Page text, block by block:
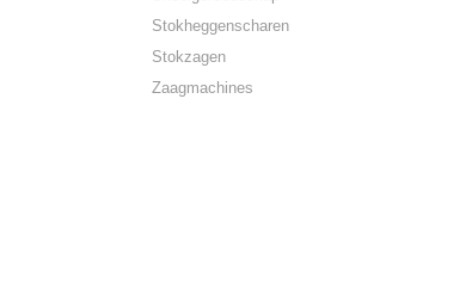
Stokheggenscharen
Stokzagen
Zaagmachines